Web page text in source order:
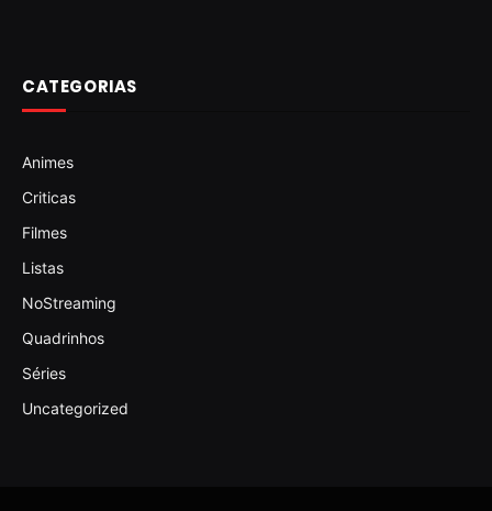
CATEGORIAS
Animes
Criticas
Filmes
Listas
NoStreaming
Quadrinhos
Séries
Uncategorized